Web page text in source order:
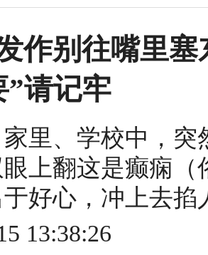
作别往嘴里塞
”请记牢
里、学校中，
上翻这是癫痫
好心，冲上去
13:38:26